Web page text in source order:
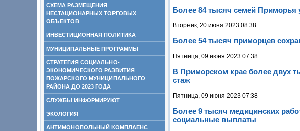
СХЕМА РАЗМЕЩЕНИЯ
НЕСТАЦИОНАРНЫХ ТОРГОВЫХ
ОБЪЕКТОВ
ИНВЕСТИЦИОННАЯ ПОЛИТИКА
МУНИЦИПАЛЬНЫЕ ПРОГРАММЫ
СТРАТЕГИЯ СОЦИАЛЬНО-
ЭКОНОМИЧЕСКОГО РАЗВИТИЯ
ПОЖАРСКОГО МУНИЦИПАЛЬНОГО
РАЙОНА ДО 2023 ГОДА
СЛУЖБЫ ИНФОРМИРУЮТ
ЭКОЛОГИЯ
АНТИМОНОПОЛЬНЫЙ КОМПЛАЕНС
Более 84 тысяч семей
Вторник, 20 июня 2023 08:38
Более 54 тысяч приморцев
Пятница, 09 июня 2023 07:38
В Приморском крае более двух
стаж
Пятница, 09 июня 2023 07:38
Более 9 тысяч медицинских
социальные выплаты